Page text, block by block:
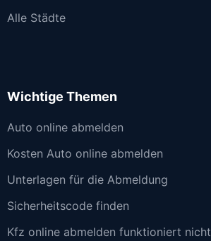
Alle Städte
Wichtige Themen
Auto online abmelden
Kosten Auto online abmelden
Unterlagen für die Abmeldung
Sicherheitscode finden
Kfz online abmelden funktioniert nicht